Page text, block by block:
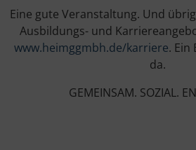
Eine gute Veranstaltung. Und
Ausbildungs- und
www.heimggmbh.de/karriere. Ein
da.
GEMEINSAM. SOZIAL.